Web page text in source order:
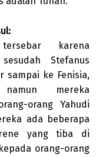
karena
Stefanus
sampai ke Fenisia,
mereka
orang Yahudi
ada beberapa
yang tiba di
orang-orang